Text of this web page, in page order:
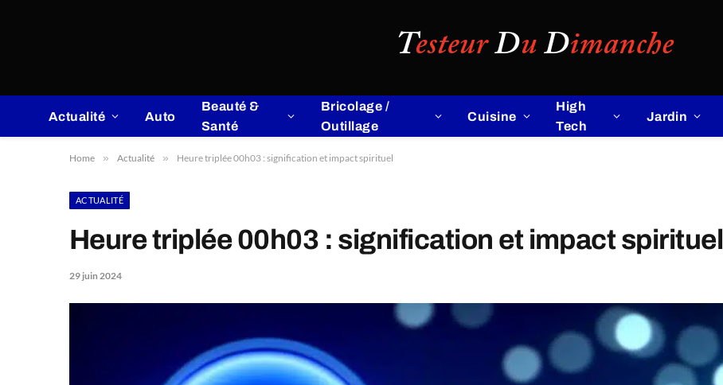
Actualité Auto
Beauté &
Santé
Bricolage /
Outillage
Cuisine
High
Tech
Jardin
Home » Actualité » Heure triplée 00h03 : signification et impact spirituel
ACTUALITÉ
Heure triplée 00h03 : signification et impact spirituel
29 juin 2024